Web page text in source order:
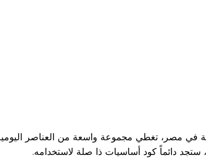
في مصر، تغطي مجموعة واسعة من العناصر
ستجد دائماً كود أساسيات ذا صلة لاستخدامه.